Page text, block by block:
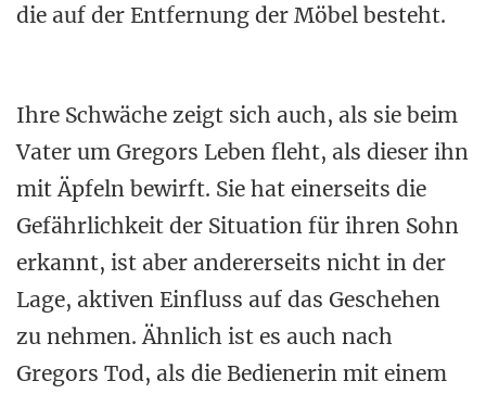
die auf der Entfernung der Möbel besteht.
Ihre Schwäche zeigt sich auch, als sie beim
Vater um Gregors Leben fleht, als dieser ihn
mit Äpfeln bewirft. Sie hat einerseits die
Gefährlichkeit der Situation für ihren Sohn
erkannt, ist aber andererseits nicht in der
Lage, aktiven Einfluss auf das Geschehen
zu nehmen. Ähnlich ist es auch nach
Gregors Tod, als die Bedienerin mit einem